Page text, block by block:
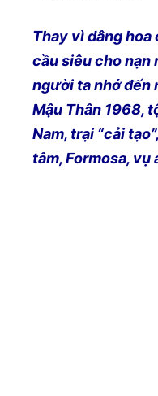
Thay vì dâng hoa
cầu siêu cho nạn
người ta nhớ đến
Mậu Thân 1968,
Nam, trại “cải
tâm, Formosa, vụ